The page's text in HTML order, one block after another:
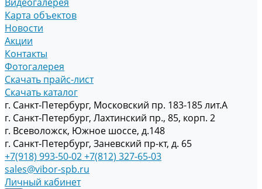
Карта объектов
Новости
Акции
Контакты
Фотогалерея
Скачать прайс-лист
Скачать каталог
г. Санкт-Петербург, Московский пр. 183-185 лит.А
г. Санкт-Петербург, Лахтинский пр., 85, корп. 2
г. Всеволожск, Южное шоссе, д.148
г. Санкт-Петербург, Заневский пр-кт, д. 65
+7(918) 993-50-02+7(812) 327-65-03
sales@vibor-spb.ru
Личный кабинет